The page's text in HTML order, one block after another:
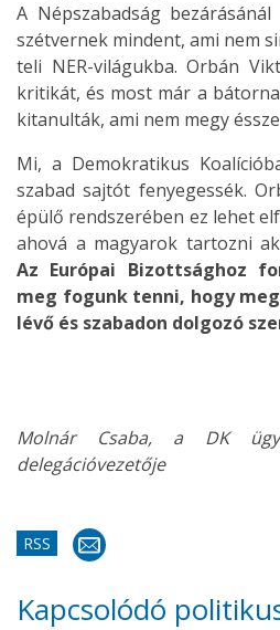
A Népszabadság
szétvernek mindent, ami nem
teli NER-világukba. Orbán
kritikát, és most már a
kitanulták, ami nem megy
Mi, a Demokratikus
szabad sajtót fenyegessék.
épülő rendszerében ez lehet
ahová a magyarok tartozni
Az Európai Bizottsághoz
meg fogunk tenni, hogy
lévő és szabadon dolgozó
Molnár Csaba, a DK
delegációvezetője
RSS
Kapcsolódó